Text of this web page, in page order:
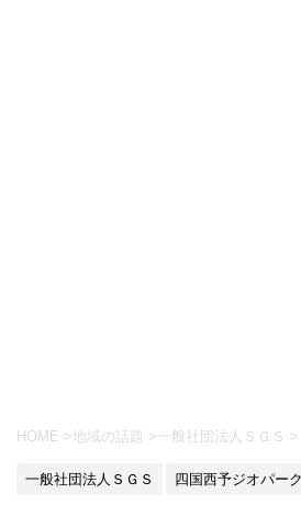
HOME >地域の話題 > 一般社団法人ＳＧＳ >
一般社団法人ＳＧＳ 四国西予ジオパーク